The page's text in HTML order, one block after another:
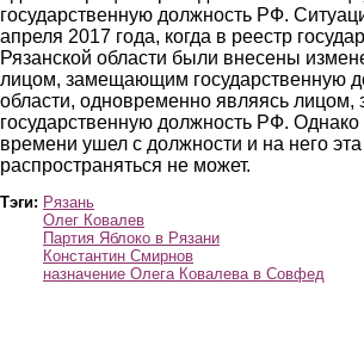
государственную должность РФ.
апреля 2017 года, когда в реестр
Рязанской области были внесены
лицом, замещающим государственную
области, одновременно являясь
государственную должность РФ. Однако
времени ушел с должности и на него
распространяться не может.
Тэги: Рязань
Олег Ковалев
Партия Яблоко в Рязани
Константин Смирнов
назначение Олега Ковалева в Совфед